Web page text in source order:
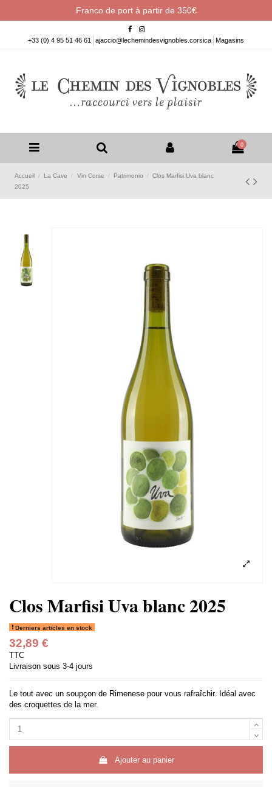
Franco de port à partir de 350€
+33 (0) 4 95 51 46 61 ajaccio@lechemindesvignobles.corsica Magasins
0
Accueil La Cave Vin Corse Patrimonio
Clos Marfisi Uva blanc
2025
Clos Marfisi Uva blanc 2025
Derniers articles en stock
32,89 €
TTC
Livraison sous 3-4 jours
Le tout avec un soupçon de Rimenese pour vous rafraîchir. Idéal avec
des croquettes de la mer.
Ajouter au panier